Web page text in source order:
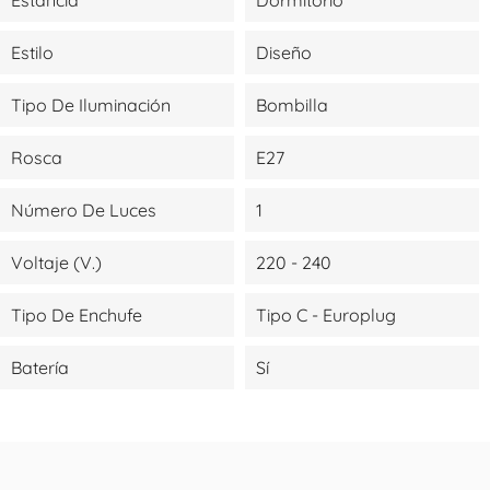
Estilo Diseño
Tipo De Iluminación Bombilla
Rosca E27
Número De Luces 1
Voltaje (V.) 220 - 240
Tipo De Enchufe Tipo C - Europlug
Batería Sí